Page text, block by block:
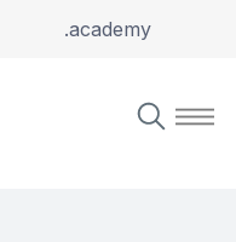
.academy